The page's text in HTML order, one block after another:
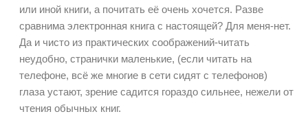
или иной книги, а почитать её очень хочется. Разве
сравнима электронная книга с настоящей? Для меня-нет.
Да и чисто из практических соображений-читать
неудобно, странички маленькие, (если читать на
телефоне, всё же многие в сети сидят с телефонов)
глаза устают, зрение садится гораздо сильнее, нежели от
чтения обычных книг.